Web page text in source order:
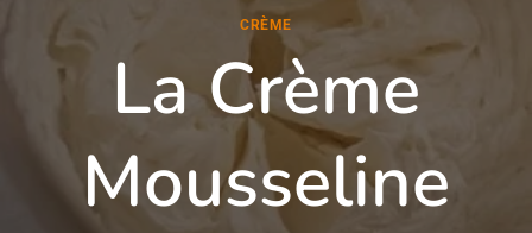
CRÈME
La Crème
Mousseline